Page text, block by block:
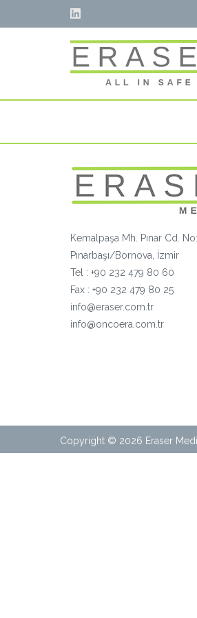
Kemalpaşa Mh. Pınar Cd.
Pınarbaşı/Bornova, İzmir
Tel : +90 232 479 80 60
Fax : +90 232 479 80 25
info@eraser.com.tr
info@oncoera.com.tr
Copyright © 2026 Eraser